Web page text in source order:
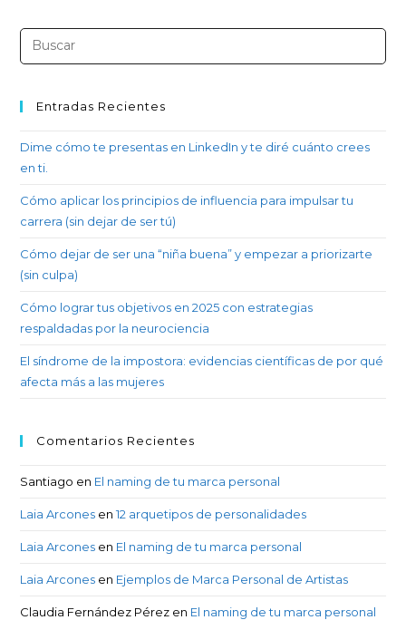
Entradas Recientes
Dime cómo te presentas en LinkedIn y te diré cuánto crees
en ti.
Cómo aplicar los principios de influencia para impulsar tu
carrera (sin dejar de ser tú)
Cómo dejar de ser una “niña buena” y empezar a priorizarte
(sin culpa)
Cómo lograr tus objetivos en 2025 con estrategias
respaldadas por la neurociencia
El síndrome de la impostora: evidencias científicas de por qué
afecta más a las mujeres
Comentarios Recientes
Santiago en El naming de tu marca personal
Laia Arcones en12 arquetipos de personalidades
Laia Arcones en El naming de tu marca personal
Laia Arcones en Ejemplos de Marca Personal de Artistas
Claudia Fernández Pérez en El naming de tu marca personal